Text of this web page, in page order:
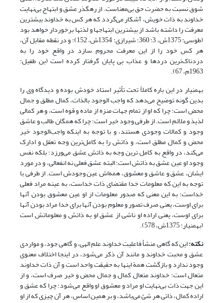
شوق نسبت به حضرت حق بی‌معناست. از رهگذر عشق و ابتهاج بی‌نهایت
خداوند به ذات خویش، آشکار می‌گردد که هر کس به خداوند بیشترین
معرفت را داشته باشد از بیشترین ابتهاجها و لذتها برخوردار خواهد بود
(طوسی: 1375ش، 3: 360؛ شیرازی: 1354ش، 152)؛ و در نقطه مقابل آن،
هر کس خود را از این معرفت محروم سازد در واقع خود را به
دردناک‌ترین دردها و عذاب بی پایان گرفتار کرده است (بن طفیل:
1963م، 67).
بهمنیار در این باره کاملاً تحت تأثیر استاد خودش بوده و دیدگاه وی را
بدین گونه توضیح می‌دهد که واجب الوجود بالذات، ‌کمال مطلق و جمال
محض است؛ چرا که او از تمام جهات منزه از ماده و قوه است، و هر کمالی
لذیذ و ملائم است. ‌از طرفی وجود خیر است؛ چرا که همگان طالب و عاشق
وجود و کمالات وجودی هستند، و با توجه به اینکه واجب‌الوجود خیر
محض و کمال مطلق است، و ذاتش را به کامل‌ترین وجه تعقل و ادارک
می‌کند، در واقع به کامل ترین وجه به ذاتش عشق می‌ورزد؛ بلکه نفس
وجود او عین عشق به ذاتش است؛ ‌البته عشق فعلی نه انفعالی، و در مورد
ایشان، عشق و عاشق و معشوق، همه‌اش عین وجودش است. از طرفی با
توجه به این که معلومات خدا مقتضای ذات خداست، به عینه مراد فعلی
خداست؛ به این معنی که صدور معلومات از او عین معشوق بودن آنها
برای اوست، یعنی صرف تصور و معلوم بودن آنها برای خدا مراد بودن آنها
برای اوست،‌ یعنی اراده او ناشی از عشق او به ذاتش و معلوماتش است
(بهمنیار: 1375ش، 578).
نکته:این که گاهی منشأ فاعلیت خداوند علم الهی، و گاهی جود، و مواردی
عشق و محبت خداوند و مانند آن ذکر می‌شود، در این‎جا اختلاف معنوی
وجود ندارد و بازگشت همة اینها به حقیقت واحد است و آن ذات خداوند
متعال است؛ خداوند متعال کمال و جمال محض و خیر صرف است، و از
این جهت ذات بی‌نهایت او مراد و معشوق او واقع می‌شود؛ چرا که عشق و
اراده کمال، ذاتی هر شئ می‌باشد، و بر همین اساس، هر آن چیزی که از او